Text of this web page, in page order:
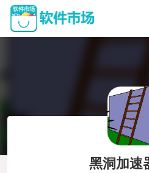
黑洞加速